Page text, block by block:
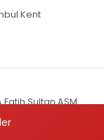
Kent
Sultan ASM